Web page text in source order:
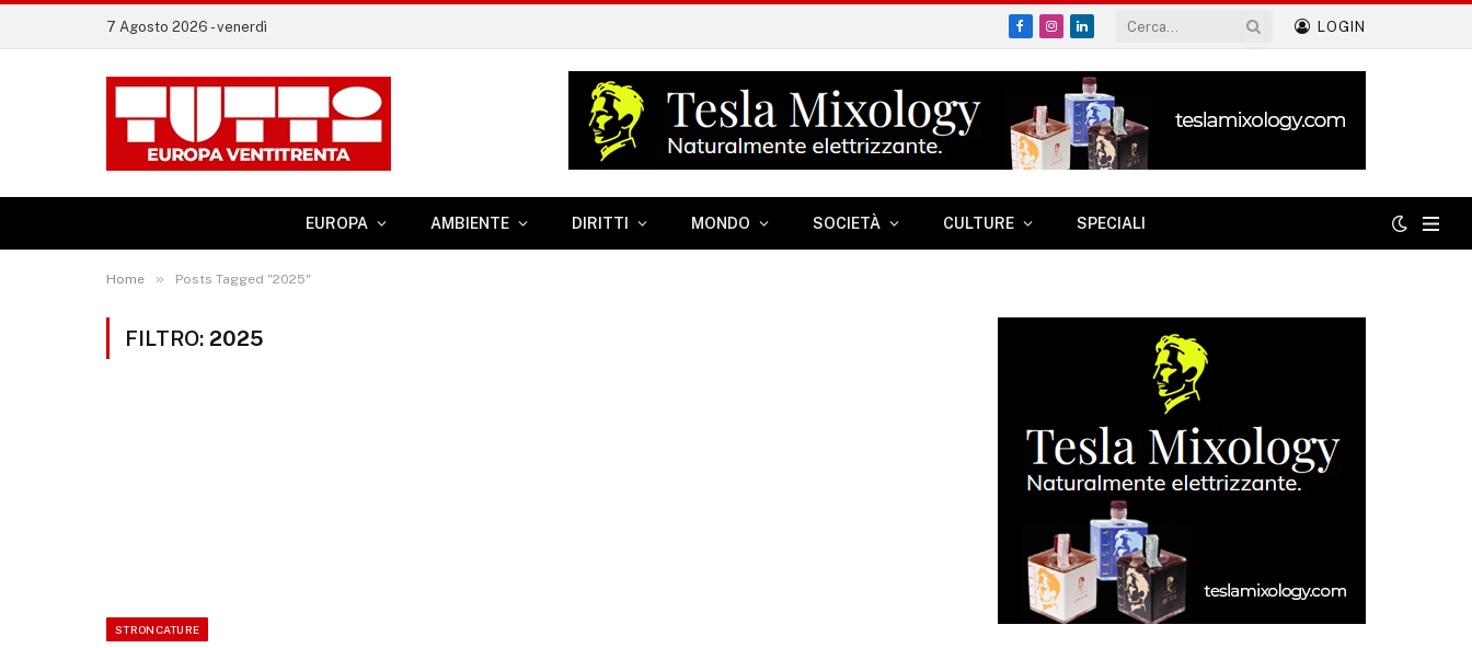
7 Agosto 2026 - venerdì
Facebook
Instagram
LinkedIn
LOGIN
EUROPA AMBIENTE DIRITTI MONDO SOCIETÀ CULTURE SPECIALI
Home » Posts Tagged "2025"
FILTRO: 2025
STRONCATURE